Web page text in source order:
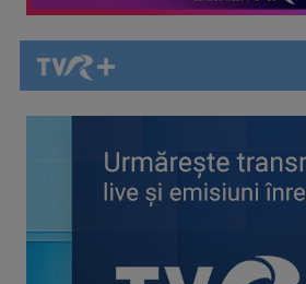
Întâlnire cu jazz-ul autohton, la TVR